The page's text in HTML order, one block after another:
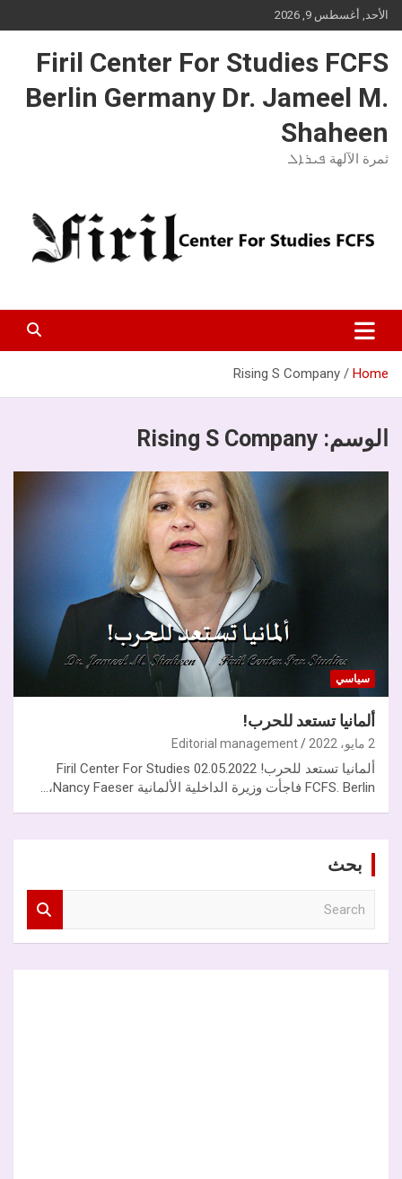
Skip
to
الأحد, أغسطس 9, 2026
Firil Center For Studies FCFS
Berlin Germany Dr. Jameel M.
Shaheen
ثمرة الآلهة ܦܝܪܐܠ
Home
Rising S Company
الوسم: Rising S Company
سياسي
ألمانيا تستعد للحرب!
2 مايو، 2022 Editorial management
ألمانيا تستعد للحرب! 02.05.2022 Firil Center For Studies
FCFS. Berlin فاجأت وزيرة الداخلية الألمانية Nancy Faeser،…
بحث